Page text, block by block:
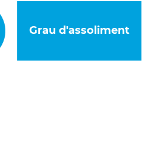
Grau d'assoliment